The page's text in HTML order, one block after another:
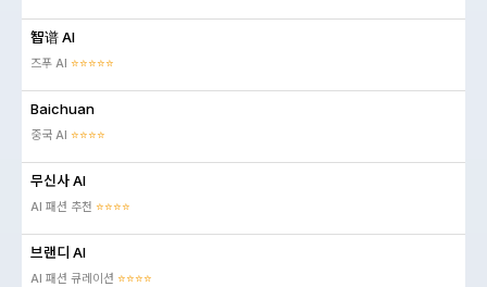
智谱 AI
즈푸 AI ⭐⭐⭐⭐⭐
Baichuan
중국 AI ⭐⭐⭐⭐
무신사 AI
AI 패션 추천 ⭐⭐⭐⭐
브랜디 AI
AI 패션 큐레이션 ⭐⭐⭐⭐